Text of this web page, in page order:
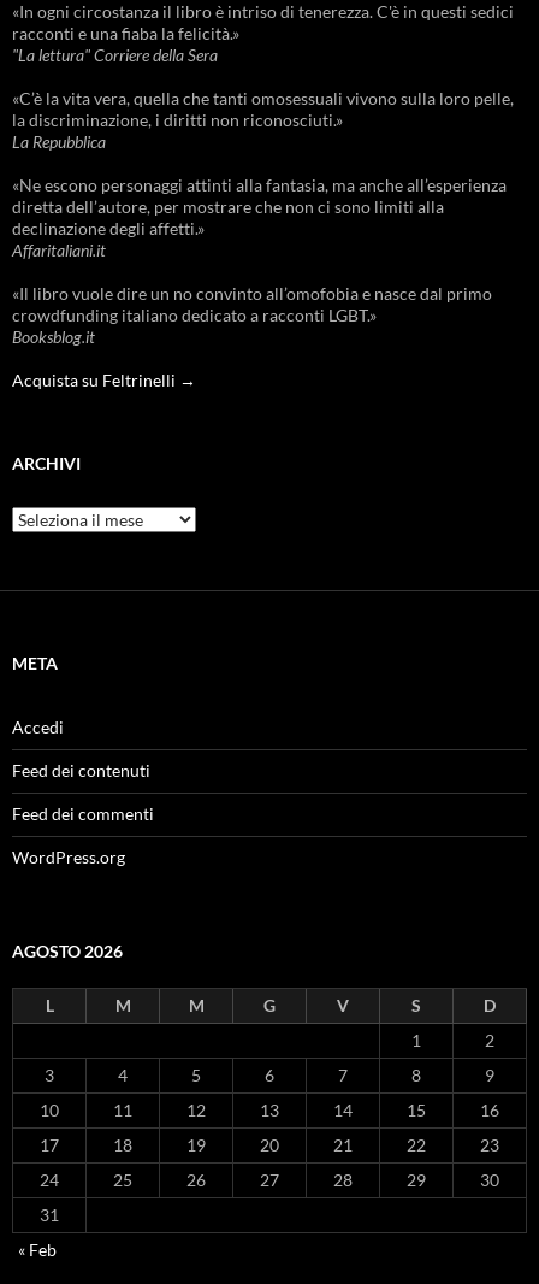
«In ogni circostanza il libro è intriso di tenerezza. C'è in questi sedici
racconti e una fiaba la felicità.»
"La lettura" Corriere della Sera
«C’è la vita vera, quella che tanti omosessuali vivono sulla loro pelle,
la discriminazione, i diritti non riconosciuti.»
La Repubblica
«Ne escono personaggi attinti alla fantasia, ma anche all’esperienza
diretta dell’autore, per mostrare che non ci sono limiti alla
declinazione degli affetti.»
Affaritaliani.it
«Il libro vuole dire un no convinto all’omofobia e nasce dal primo
crowdfunding italiano dedicato a racconti LGBT.»
Booksblog.it
Acquista su Feltrinelli →
ARCHIVI
Archivi
META
Accedi
Feed dei contenuti
Feed dei commenti
WordPress.org
AGOSTO 2026
L M M G V S
D
1
2
3
4 5 6 7 8
9
10
11 12 13 14 15
16
17
18 19 20 21 22
23
24
25 26 27 28 29
30
31
« Feb